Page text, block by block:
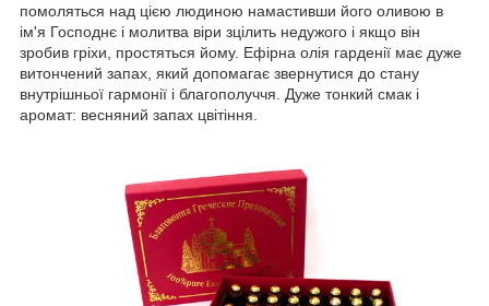
помоляться над цією людиною намастивши його оливою в
ім'я Господнє і молитва віри зцілить недужого і якщо він
зробив гріхи, простяться йому. Ефірна олія гарденії має дуже
витончений запах, який допомагає звернутися до стану
внутрішньої гармонії і благополуччя. Дуже тонкий смак і
аромат: весняний запах цвітіння.